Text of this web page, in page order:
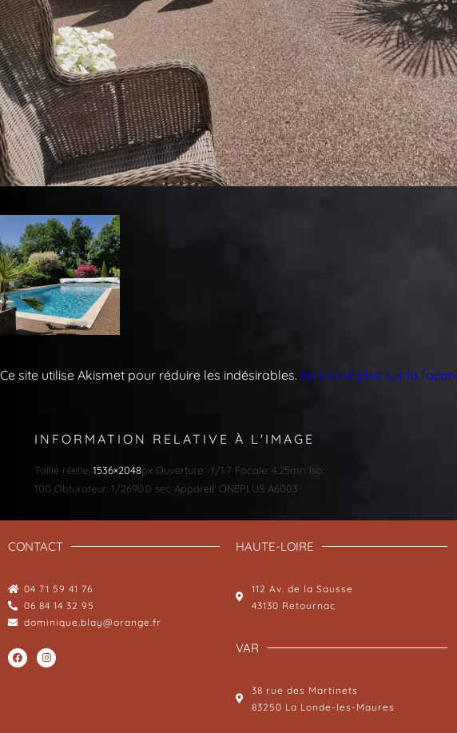
Ce site utilise Akismet pour réduire les indésirables. En savoir plus sur la
INFORMATION RELATIVE À L'IMAGE
Taille réelle: 1536×2048px Ouverture : f/1.7 Focale: 4.25mn Iso:
100 Obturateur: 1/2690.0 sec Appareil: ONEPLUS A6003
CONTACT
04 71 59 41 76
06 84 14 32 95
dominique.blay@orange.fr
HAUTE-LOIRE
112 Av. de la Sausse
43130 Retournac
VAR
38 rue des Martinets
83250 La Londe-les-Maures